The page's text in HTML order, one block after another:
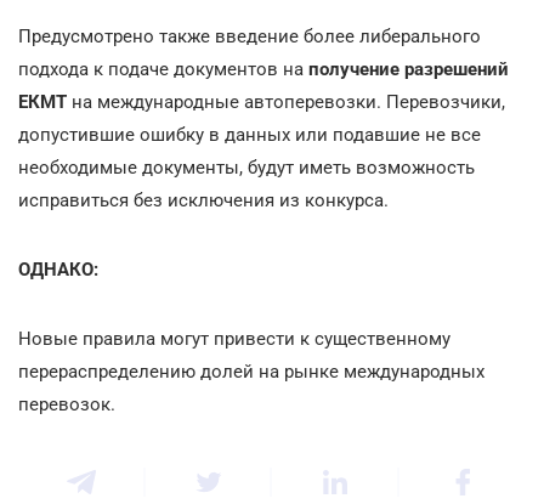
Предусмотрено также введение более либерального
подхода к подаче документов на получение разрешений
ЕКМТ на международные автоперевозки. Перевозчики,
допустившие ошибку в данных или подавшие не все
необходимые документы, будут иметь возможность
исправиться без исключения из конкурса.
ОДНАКО:
Новые правила могут привести к существенному
перераспределению долей на рынке международных
перевозок.